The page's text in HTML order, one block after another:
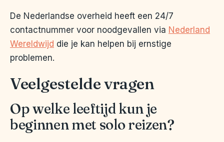
De Nederlandse overheid heeft een 24/7
contactnummer voor noodgevallen via Nederland
Wereldwijd die je kan helpen bij ernstige
problemen.
Veelgestelde vragen
Op welke leeftijd kun je
beginnen met solo reizen?